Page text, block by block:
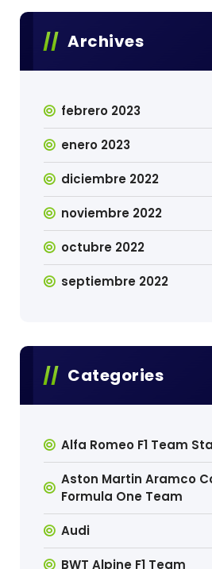
Archives
febrero 2023
enero 2023
diciembre 2022
noviembre 2022
octubre 2022
septiembre 2022
Categories
Alfa Romeo F1 Team
Aston Martin Aramco
Formula One Team
Audi
BWT Alpine F1 Team